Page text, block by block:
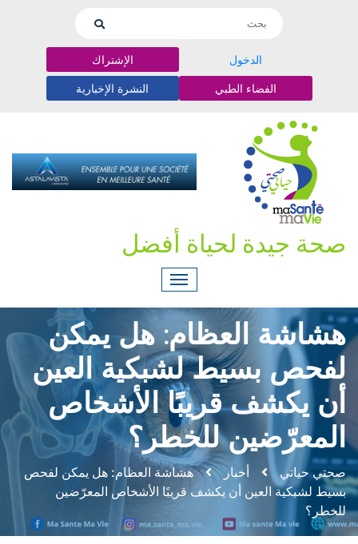
الدخول الإشتراك
الفضاء الطبي النشرة الإخبارية
صحة جيدة لحياة أفضل
هشاشة العظام: هل يمكن
لفحص بسيط لشبكية العين
أن يكشف قريبًا الأشخاص
المعرّضين للخطر؟
صحتي حياتي أخبار
هشاشة العظام: هل يمكن لفحص
بسيط لشبكية العين أن يكشف قريبًا الأشخاص المعرّضين
للخطر؟